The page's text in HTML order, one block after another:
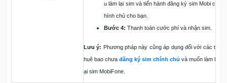
u làm lại sim và tiến hành đăng ký sim Mobi c
hính chủ cho bạn.
Bước 4: Thanh toán cước phí và nhận sim.
Lưu ý: Phương pháp này cũng áp dụng đối với các t
huê bao chưa đăng ký sim chính chủ và muốn làm l
ại sim MobiFone.